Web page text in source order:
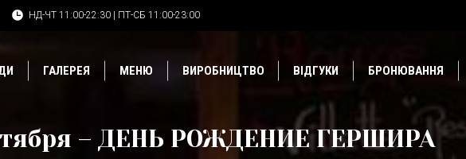
НД-ЧТ 11:00-22:30 | ПТ-СБ 11:00-23:00
ГАЛЕРЕЯ МЕНЮ ВИРОБНИЦТВО ВІДГУКИ БРОНЮВАННЯ
– ДЕНЬ РОЖДЕНИЕ ГЕРШИРА